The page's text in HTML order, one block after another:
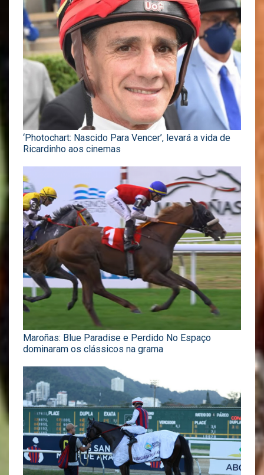
‘Photochart: Nascido Para Vencer’, levará a vida de
Ricardinho aos cinemas
Maroñas: Blue Paradise e Perdido No Espaço
dominaram os clássicos na grama